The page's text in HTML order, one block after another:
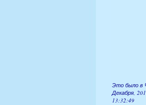
Это было в
Декабря,
13:32:49